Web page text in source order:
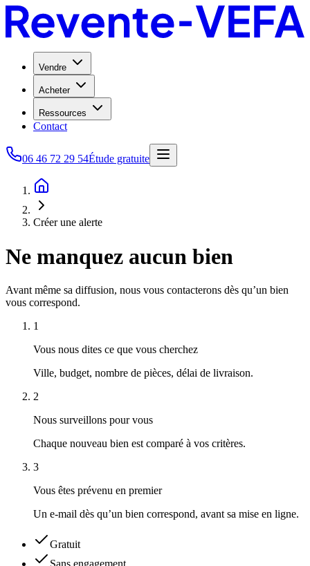
Vendre
Acheter
Ressources
Contact
06 46 72 29 54Étude gratuite
Créer une alerte
Ne manquez aucun bien
Avant même sa diffusion, nous vous contacterons dès qu’un bien
vous correspond.
1
Vous nous dites ce que vous cherchez
Ville, budget, nombre de pièces, délai de livraison.
2
Nous surveillons pour vous
Chaque nouveau bien est comparé à vos critères.
3
Vous êtes prévenu en premier
Un e-mail dès qu’un bien correspond, avant sa mise en ligne.
Gratuit
Sans engagement